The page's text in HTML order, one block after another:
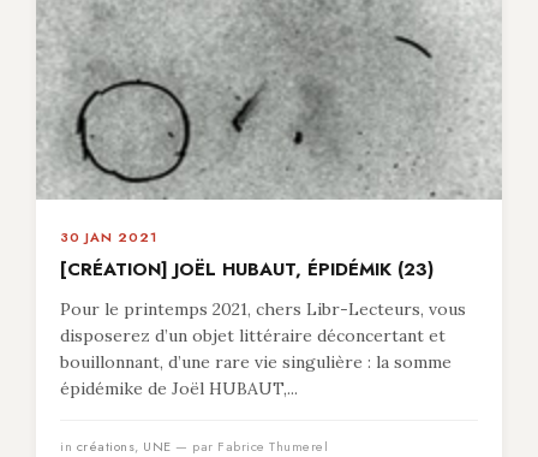
30 JAN 2021
[CRÉATION] JOËL HUBAUT, ÉPIDÉMIK (23)
Pour le printemps 2021, chers Libr-Lecteurs, vous
disposerez d’un objet littéraire déconcertant et
bouillonnant, d’une rare vie singulière : la somme
épidémike de Joël HUBAUT,...
in créations, UNE — par Fabrice Thumerel